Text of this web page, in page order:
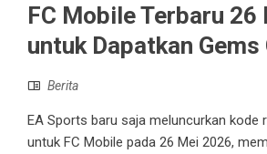
FC Mobile Terbaru 26
untuk Dapatkan
Berita
EA Sports baru saja meluncurkan kode
untuk FC Mobile pada 26 Mei 2026,